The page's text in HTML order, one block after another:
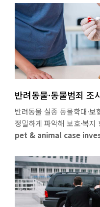
반려동물·동물범죄 조
반려동물 실종 동물학대·
정밀하게 파악해 보호·복
pet & animal case